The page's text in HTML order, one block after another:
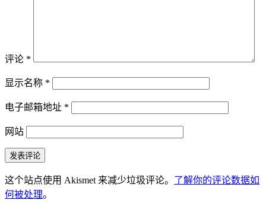
评论 *
显示名称 *
电子邮箱地址 *
网站
这个站点使用 Akismet 来减少垃圾评论。 了解你的评论数据如
何被处理。